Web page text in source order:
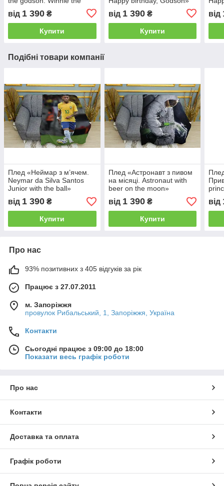
від 1 390 ₴
Купити
від 1 390₴
Купити
від
Подібні товари компанії
Плед «Неймар з м’ячем.
Neymar da Silva Santos
Junior with the ball»
від 1 390 ₴
Купити
Плед «Астронавт з пивом
на місяці. Astronaut with
beer on the moon»
від 1 390₴
Купити
від
Про нас
93% позитивних з 405 відгуків за рік
Працює з 27.07.2011
м. Запоріжжя
провулок Рибальський, 1, Запоріжжя, Україна
Контакти
Сьогодні працює з 09:00 до 18:00
Показати весь графік роботи
Про нас
Контакти
Доставка та оплата
Графік роботи